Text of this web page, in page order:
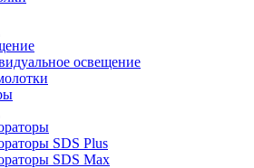
освещение
SDS Plus
SDS Max